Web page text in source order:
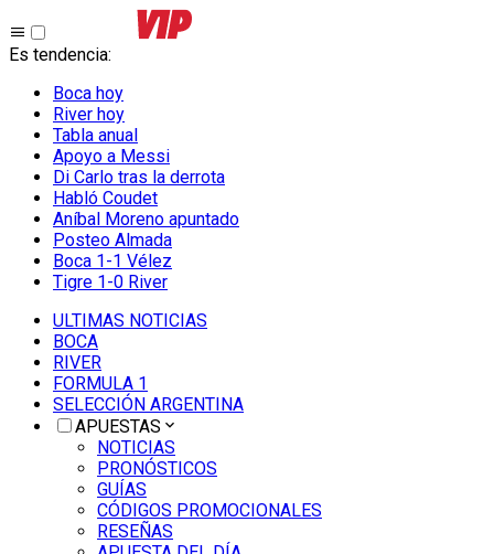
Es tendencia:
Boca hoy
River hoy
Tabla anual
Apoyo a Messi
Di Carlo tras la derrota
Habló Coudet
Aníbal Moreno apuntado
Posteo Almada
Boca 1-1 Vélez
Tigre 1-0 River
ULTIMAS NOTICIAS
BOCA
RIVER
FORMULA 1
SELECCIÓN ARGENTINA
APUESTAS
NOTICIAS
PRONÓSTICOS
GUÍAS
CÓDIGOS PROMOCIONALES
RESEÑAS